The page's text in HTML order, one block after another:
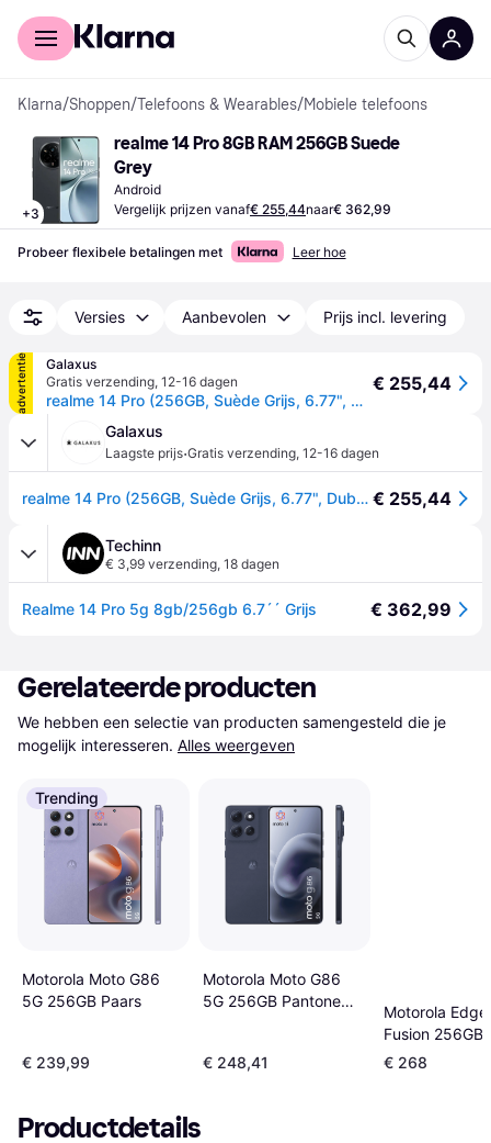
Voor shoppers
Klarna/Shoppen/Telefoons & Wearables/Mobiele telefoons
+3
realme 14 Pro 8GB RAM 256GB Suede
Grey
Android
Vergelijk prijzen vanaf€ 255,44naar€ 362,99
Probeer flexibele betalingen met Leer hoe
Versies Aanbevolen Prijs incl. levering
advertentie
Galaxus
Gratis verzending, 12-16 dagen
realme 14 Pro (256GB, Suède Grijs, 6.77", Dubbele SIM, 5G), Smartphone, Grijs
€ 255,44
Galaxus
Laagste prijs·Gratis verzending, 12-16 dagen
realme 14 Pro (256GB, Suède Grijs, 6.77", Dubbele SIM, 5G), Smartphone, Grijs € 255,44
Techinn
€ 3,99 verzending, 18 dagen
Realme 14 Pro 5g 8gb/256gb 6.7´´ Grijs € 362,99
Gerelateerde producten
We hebben een selectie van producten samengesteld die je
mogelijk interesseren. Alles weergeven
Trending
Motorola Moto G86
5G 256GB Paars
€ 239,99
Motorola Moto G86
5G 256GB Pantone
€ 248,41
Motorola
Fusion 256GB
Pantone
€ 268
Productdetails